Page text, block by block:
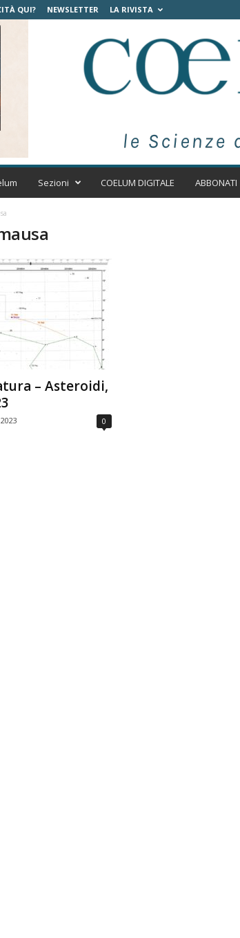
QUI? NEWSLETTER LA RIVISTA
C
m
s
n
o
i
a
Sezioni COELUM DIGITALE ABBONATI
– Asteroidi,
0